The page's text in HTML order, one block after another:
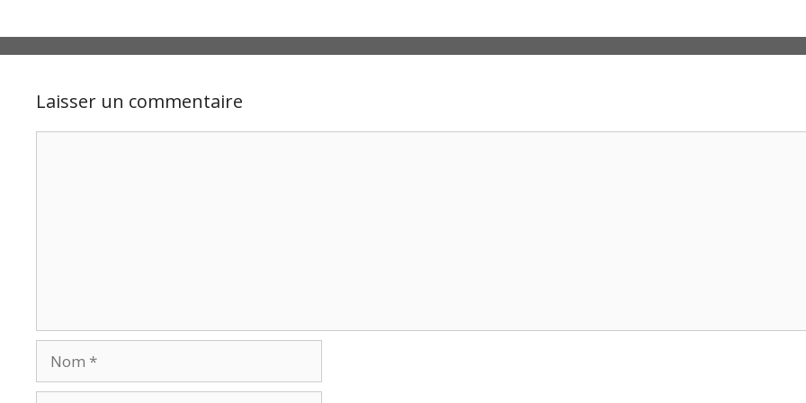
Laisser un commentaire